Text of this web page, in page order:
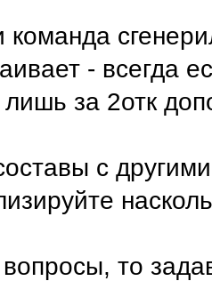
команда
- всегда
лишь за 2отк
с
то